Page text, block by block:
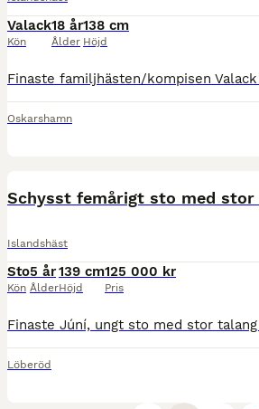
Valack
Kön
18 år
Ålder
138 cm
Höjd
Oskarshamn
Schysst femårigt sto med
Islandshäst
Sto
Kön
5 år
Ålder
139 cm
Höjd
125 000 kr
Pris
Löberöd